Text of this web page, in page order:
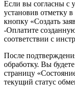
Если вы согласны с
установив отметку
кнопку «Создать
-Оплатите
соответствии с
После
обработку. Вы
страницу
текущий статус